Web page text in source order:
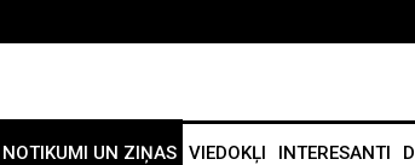
NOTIKUMI UN ZIŅAS VIEDOKĻI INTERESANTI